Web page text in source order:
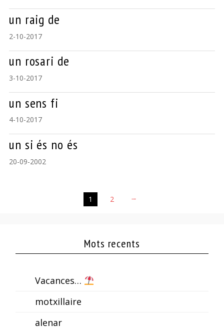
un raig de
2-10-2017
un rosari de
3-10-2017
un sens fi
4-10-2017
un si és no és
20-09-2002
1 2 →
Mots recents
Vacances…
motxillaire
alenar